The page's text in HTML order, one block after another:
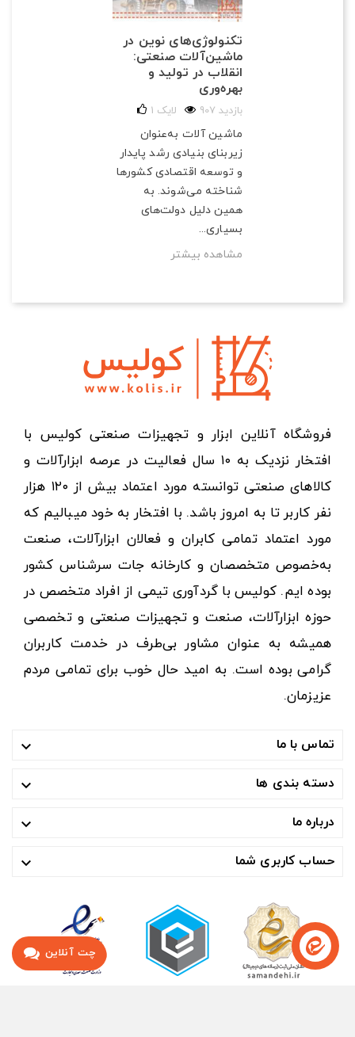
تکنولوژی‌های نوین در
ماشین‌آلات صنعتی:
انقلاب در تولید و
بهره‌وری
907 بازدید 1 لایک
ماشین آلات به‌عنوان
زیربنای بنیادی رشد پایدار
و توسعه اقتصادی کشورها
شناخته می‌شوند. به
همین دلیل دولت‌های
بسیاری...
مشاهده بیشتر
فروشگاه آنلاین ابزار و تجهیزات صنعتی کولیس با
افتخار نزدیک به ۱۰ سال فعالیت در عرصه ابزارآلات و
کالاهای صنعتی توانسته مورد اعتماد بیش از ۱۲۰ هزار
نفر کاربر تا به امروز باشد. با افتخار به خود میبالیم که
مورد اعتماد تمامی کابران و فعالان ابزارآلات، صنعت
به‌خصوص متخصصان و کارخانه جات سرشناس کشور
بوده ایم. کولیس با گردآوری تیمی از افراد متخصص در
حوزه ابزارآلات، صنعت و تجهیزات صنعتی و تخصصی
همیشه به عنوان مشاور بی‌طرف در خدمت کاربران
گرامی بوده است. به امید حال خوب برای تمامی مردم
عزیزمان.
تماس با ما 
دسته بندی ها 
درباره ما 
حساب کاربری شما 
چت آنلاین